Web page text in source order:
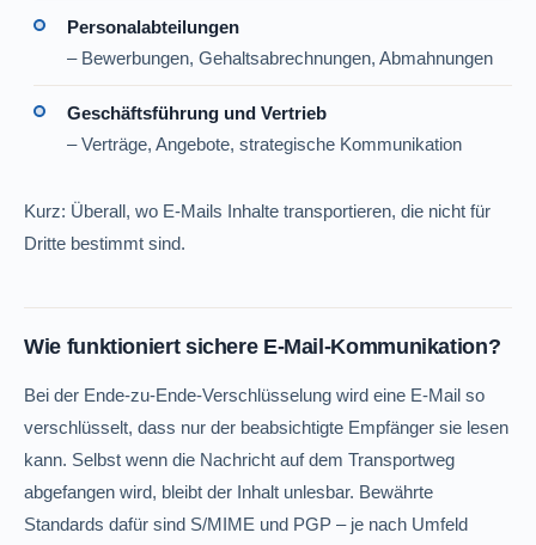
Personalabteilungen
– Bewerbungen, Gehaltsabrechnungen, Abmahnungen
Geschäftsführung und Vertrieb
– Verträge, Angebote, strategische Kommunikation
Kurz: Überall, wo E-Mails Inhalte transportieren, die nicht für
Dritte bestimmt sind.
Wie funktioniert sichere E-Mail-Kommunikation?
Bei der Ende-zu-Ende-Verschlüsselung wird eine E-Mail so
verschlüsselt, dass nur der beabsichtigte Empfänger sie lesen
kann. Selbst wenn die Nachricht auf dem Transportweg
abgefangen wird, bleibt der Inhalt unlesbar. Bewährte
Standards dafür sind S/MIME und PGP – je nach Umfeld